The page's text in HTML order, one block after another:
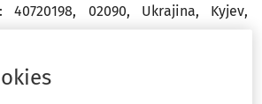
40720198, 02090, Ukrajina, Kyjev,